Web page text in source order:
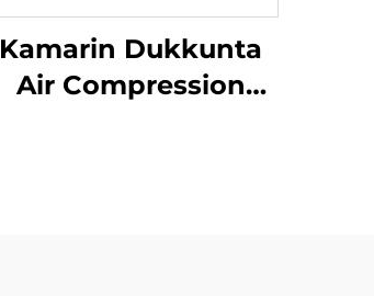
Kamarin Dukkunta
Air Compression